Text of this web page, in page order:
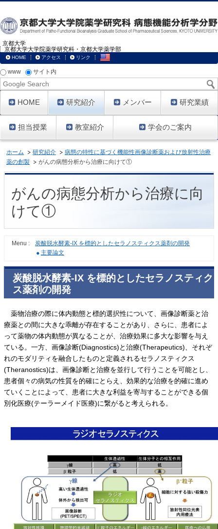
京都大学
京都大学大学院薬学研究科・京都大学薬学部
HOME アクセス リンク
www サイト内
Google
HOME 研究紹介 メンバー 研究業績
担当授業 教室紹介 学会のご案内
ホーム 研究紹介
病態の特性に基づく機能性画像診断薬および放射性治療
薬の創製
がんの病態分析から治療に向けて①
がんの病態分析から治療に向
けて①
Menu :
炭酸脱水酵素-IX を標的としたセラノスティクス薬剤の開発
主要論文
炭酸脱水酵素-IX を標的としたセラノスティク
ス薬剤の開発
薬物治療の際に体内動態と標的選択性について、画像診断薬と治
療薬との間に大きな乖離が存在することがあり、さらに、患者によ
って薬物の体内動態が異なることが、治療効果に多大な影響を与え
ている。一方、画像診断(Diagnostics)と治療(Therapeutics)、それぞ
れのモダリティを融合したものと定義されるセラノスティクス
(Theranostics)は、画像診断と治療を並行して行うことを可能とし、
患者個々の病気の性質を的確にとらえ、効果的な治療を的確に進め
ていくことによって、患者に大きな利益を寄与することができる個
別化医療(テーラーメイド医療)に繋がると考えられる。